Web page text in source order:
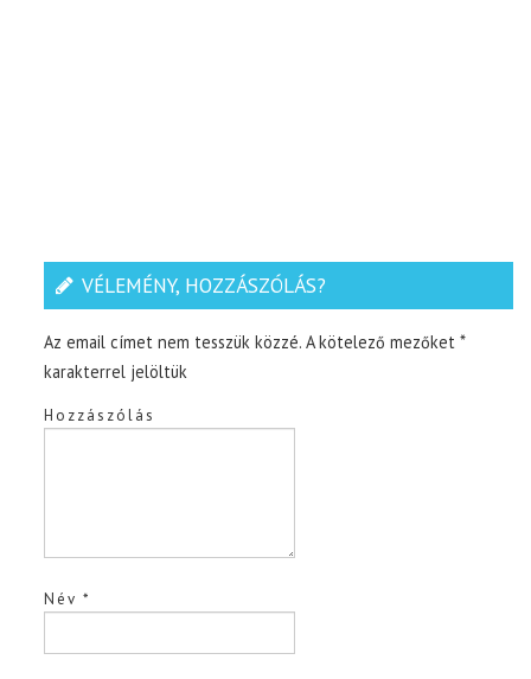
VÉLEMÉNY, HOZZÁSZÓLÁS?
Az email címet nem tesszük közzé. A kötelező mezőket*
karakterrel jelöltük
Hozzászólás
Név*